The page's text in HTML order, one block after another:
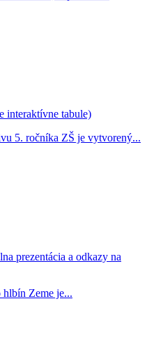
interaktívne tabule)
5. ročníka ZŠ je vytvorený...
prezentácia a odkazy na
hlbín Zeme je...